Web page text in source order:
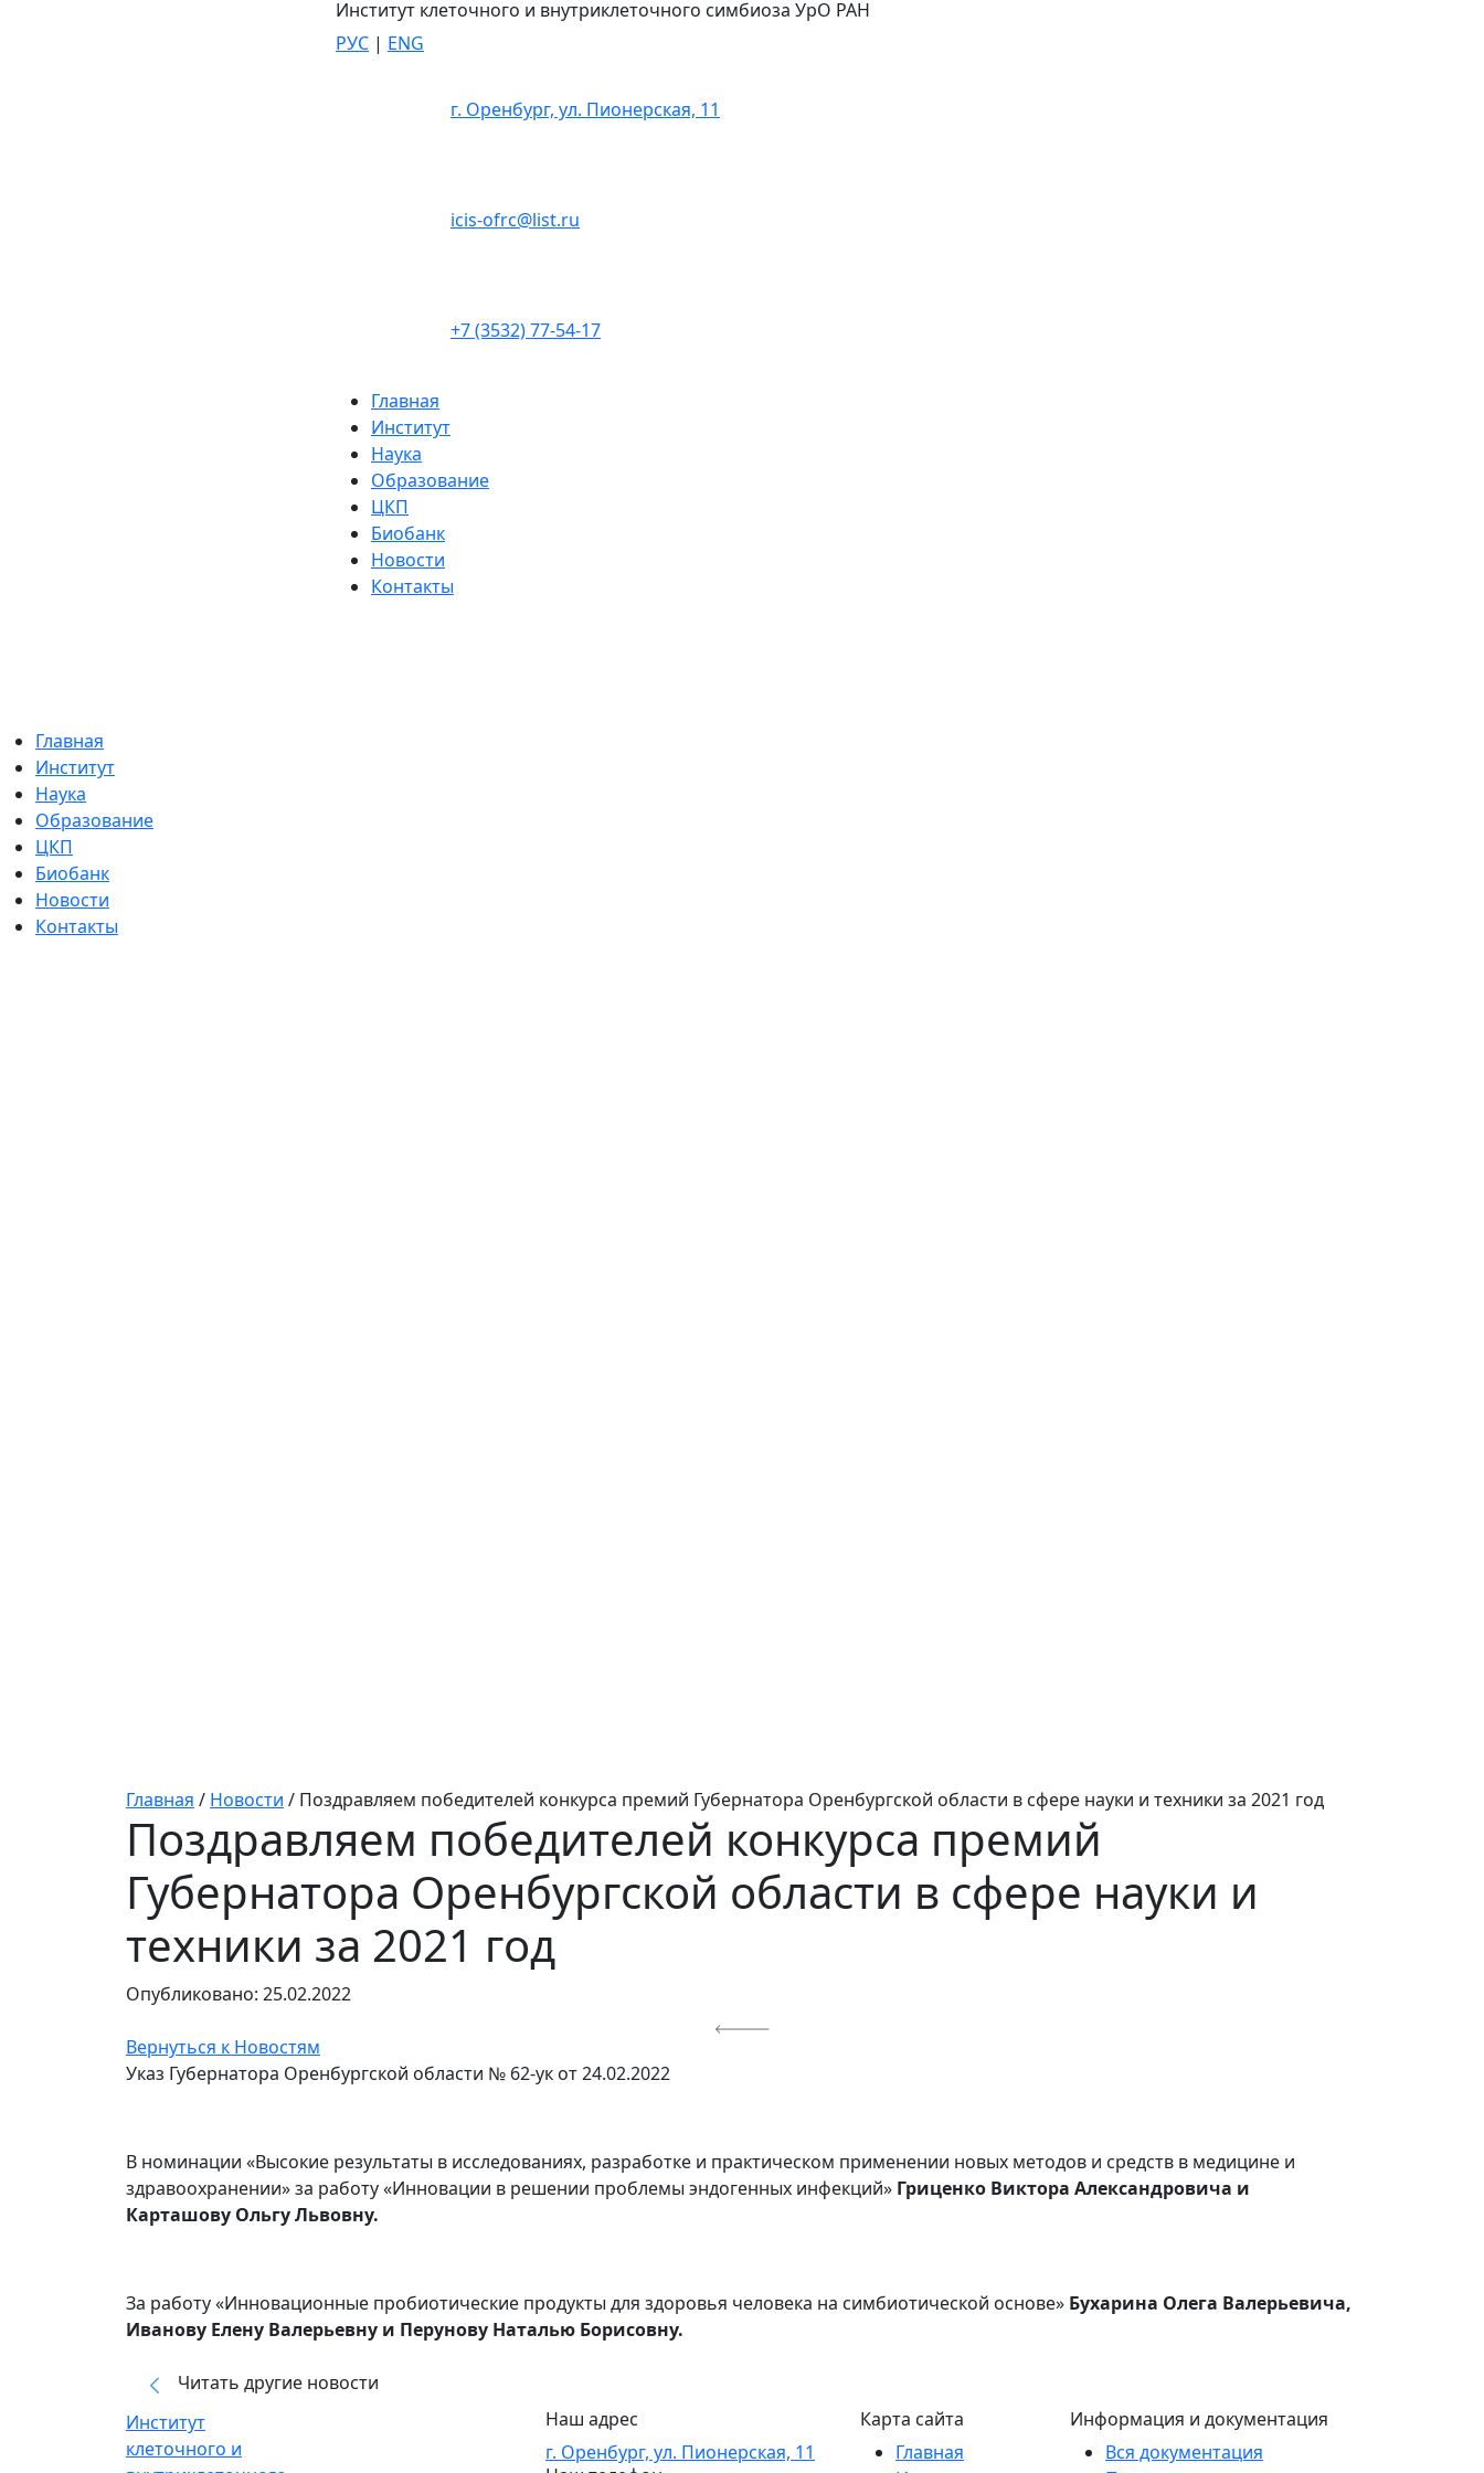
Институт клеточного и внутриклеточного симбиоза УрО РАН
РУС | ENG
г. Оренбург, ул. Пионерская, 11
icis-ofrc@list.ru
+7 (3532) 77-54-17
Главная
Институт
Наука
Образование
ЦКП
Биобанк
Новости
Контакты
Главная
Институт
Наука
Образование
ЦКП
Биобанк
Новости
Контакты
Главная / Новости / Поздравляем победителей конкурса премий Губернатора Оренбургской области в сфере науки и техники за 2021 год
Поздравляем победителей конкурса премий
Губернатора Оренбургской области в сфере науки и
техники за 2021 год
Опубликовано: 25.02.2022
Вернуться к Новостям
Указ Губернатора Оренбургской области № 62-ук от 24.02.2022
В номинации «Высокие результаты в исследованиях, разработке и практическом применении новых методов и средств в медицине и
здравоохранении» за работу «Инновации в решении проблемы эндогенных инфекций» Гриценко Виктора Александровича и
Карташову Ольгу Львовну.
За работу «Инновационные пробиотические продукты для здоровья человека на симбиотической основе» Бухарина Олега Валерьевича,
Иванову Елену Валерьевну и Перунову Наталью Борисовну.
Читать другие новости
Институт
клеточного и
Наш адрес
г. Оренбург, ул. Пионерская, 11
Карта сайта
Главная
Информация и документация
Вся документация